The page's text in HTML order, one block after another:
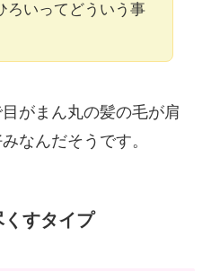
ろいってどういう事
がまん丸の髪の毛が肩
なんだそうです。
すタイプ